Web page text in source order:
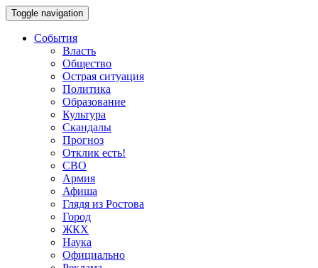
Toggle navigation
События
Власть
Общество
Острая ситуация
Политика
Образование
Культура
Скандалы
Прогноз
Отклик есть!
СВО
Армия
Афиша
Глядя из Ростова
Город
ЖКХ
Наука
Официально